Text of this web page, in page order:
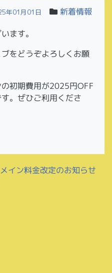
年01月01日 新着情報
ます。
をどうぞよろしくお願
初期費用が2025円OFF
。ぜひご利用くださ
ョン
イン料金改定のお知らせ